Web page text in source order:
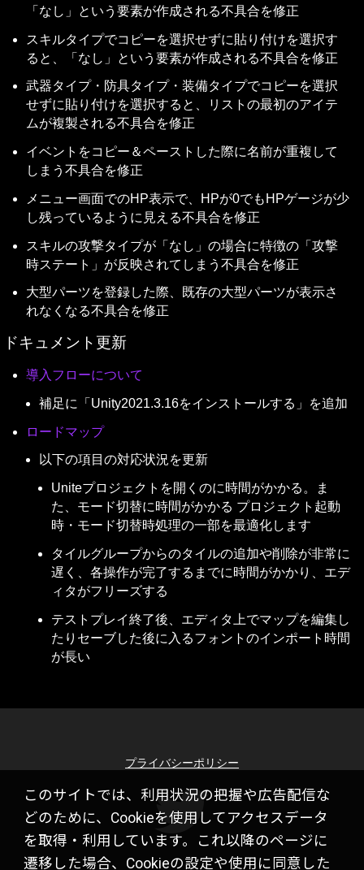
このサイトでは、利用状況の把握や広告配信な
どのために、Cookieを使用してアクセスデータ
を取得・利用しています。これ以降のページに
遷移した場合、Cookieの設定や使用に同意した
「なし」という要素が作成される不具合を修正
スキルタイプでコピーを選択せずに貼り付けを選択す
ると、「なし」という要素が作成される不具合を修正
武器タイプ・防具タイプ・装備タイプでコピーを選択
せずに貼り付けを選択すると、リストの最初のアイテ
ムが複製される不具合を修正
イベントをコピー＆ペーストした際に名前が重複して
しまう不具合を修正
メニュー画面でのHP表示で、HPが0でもHPゲージが少
し残っているように見える不具合を修正
スキルの攻撃タイプが「なし」の場合に特徴の「攻撃
時ステート」が反映されてしまう不具合を修正
大型パーツを登録した際、既存の大型パーツが表示さ
れなくなる不具合を修正
ドキュメント更新
導入フローについて
補足に「Unity2021.3.16をインストールする」を追加
ロードマップ
以下の項目の対応状況を更新
Uniteプロジェクトを開くのに時間がかかる。ま
た、モード切替に時間がかかる プロジェクト起動
時・モード切替時処理の一部を最適化します
タイルグループからのタイルの追加や削除が非常に
遅く、各操作が完了するまでに時間がかかり、エデ
ィタがフリーズする
テストプレイ終了後、エディタ上でマップを編集し
たりセーブした後に入るフォントのインポート時間
が長い
プライバシーポリシー